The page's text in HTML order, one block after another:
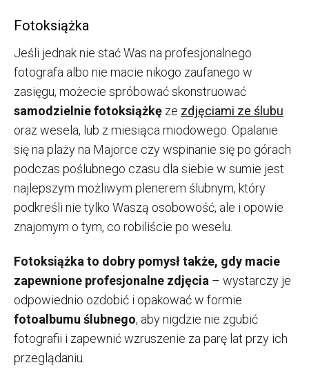
Fotoksiążka
Jeśli jednak nie stać Was na profesjonalnego
fotografa albo nie macie nikogo zaufanego w
zasięgu, możecie spróbować skonstruować
samodzielnie fotoksiążkę ze zdjęciami ze ślubu
oraz wesela, lub z miesiąca miodowego. Opalanie
się na plaży na Majorce czy wspinanie się po górach
podczas poślubnego czasu dla siebie w sumie jest
najlepszym możliwym plenerem ślubnym, który
podkreśli nie tylko Waszą osobowość, ale i opowie
znajomym o tym, co robiliście po weselu.
Fotoksiążka to dobry pomysł także, gdy macie
zapewnione profesjonalne zdjęcia – wystarczy je
odpowiednio ozdobić i opakować w formie
fotoalbumu ślubnego, aby nigdzie nie zgubić
fotografii i zapewnić wzruszenie za parę lat przy ich
przeglądaniu.